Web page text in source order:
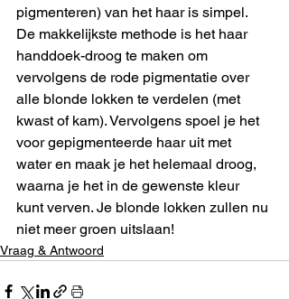
pigmenteren) van het haar is simpel.
De makkelijkste methode is het haar
handdoek-droog te maken om
vervolgens de rode pigmentatie over
alle blonde lokken te verdelen (met
kwast of kam). Vervolgens spoel je het
voor gepigmenteerde haar uit met
water en maak je het helemaal droog,
waarna je het in de gewenste kleur
kunt verven. Je blonde lokken zullen nu
niet meer groen uitslaan!
Vraag & Antwoord